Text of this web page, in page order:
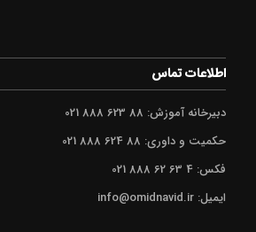
اطلاعات تماس
دبیرخانه آموزش: 88 623 888 021
حکمیت و داوری: 88 624 888 021
فکس: 4 63 62 888 021
ایمیل: info@omidnavid.ir